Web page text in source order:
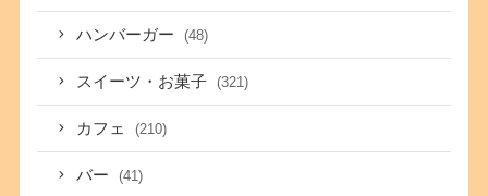
ハンバーガー (48)
スイーツ・お菓子 (321)
カフェ (210)
バー (41)